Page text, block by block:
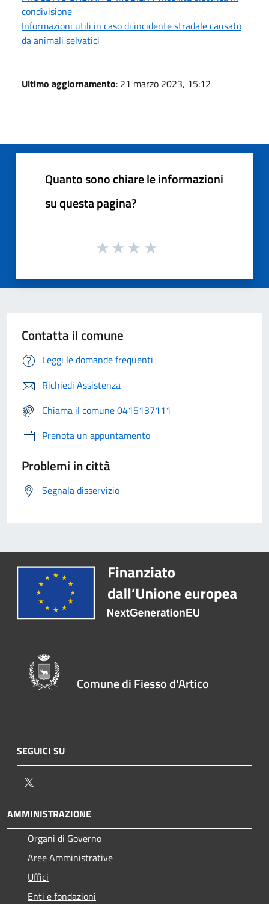
condivisione
Informazioni utili in caso di incidente stradale causato
da animali selvatici
Ultimo aggiornamento: 21 marzo 2023, 15:12
Quanto sono chiare le informazioni
su questa pagina?
Contatta il comune
Leggi le domande frequenti
Richiedi Assistenza
Chiama il comune 0415137111
Prenota un appuntamento
Problemi in città
Segnala disservizio
Comune di Fiesso d'Artico
SEGUICI SU
AMMINISTRAZIONE
Organi di Governo
Aree Amministrative
Uffici
Enti e fondazioni